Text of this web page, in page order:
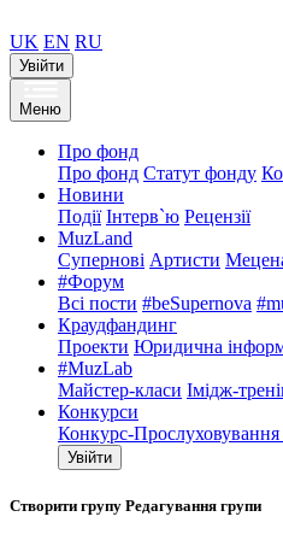
UK EN RU
Увійти
Меню
Про фонд
Про фонд Статут фонду
Новини
Події Інтерв`ю Рецензії
MuzLand
Супернові Артисти
#Форум
Всі пости #beSupernova
Краудфандинг
Проекти Юридична
#MuzLab
Майстер-класи Імідж-
Конкурси
Конкурс-
Увійти
Створити групу Редагування групи